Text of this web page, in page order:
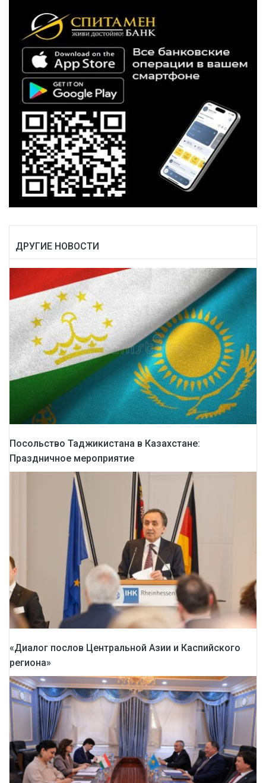
ДРУГИЕ НОВОСТИ
Посольство Таджикистана в Казахстане:
Праздничное мероприятие
«Диалог послов Центральной Азии и Каспийского
региона»